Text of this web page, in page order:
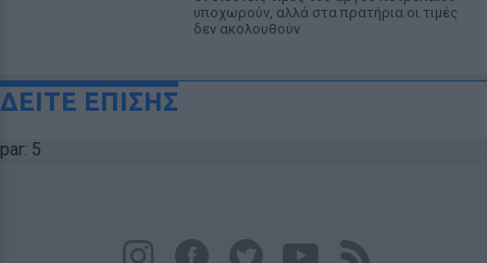
υποχωρούν, αλλά στα πρατήρια οι τιμές
δεν ακολουθούν
ΔΕΙΤΕ ΕΠΙΣΗΣ
par: 5